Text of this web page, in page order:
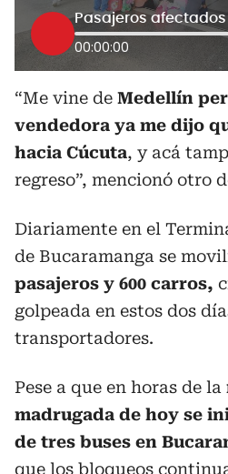
00:00:00
“Me vine de Medellín
vendedora ya me dijo
hacia Cúcuta, y acá
regreso”, mencionó otro
Diariamente en el
de Bucaramanga se
pasajeros y 600 carros,
golpeada en estos dos
transportadores.
Pese a que en horas de la
madrugada de hoy se
de tres buses en
que los bloqueos